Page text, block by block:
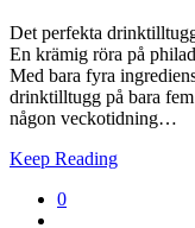
Det perfekta
En krämig röra på
Med bara fyra
drinktilltugg på bara
någon veckotidning…
Keep Reading
0